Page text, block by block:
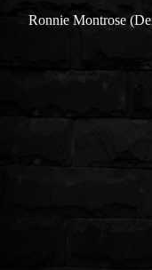
Ronnie Montrose